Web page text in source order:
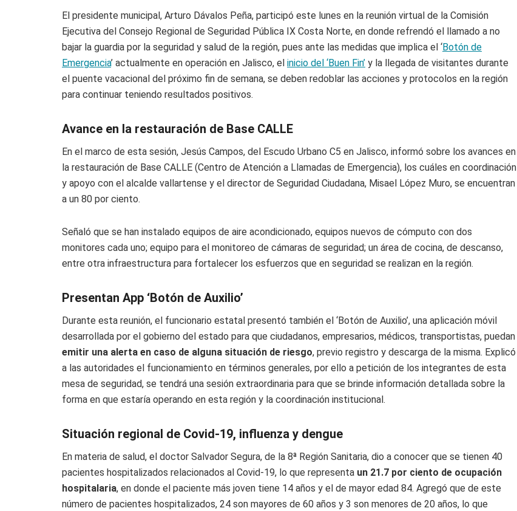
El presidente municipal, Arturo Dávalos Peña, participó este lunes en la reunión virtual de la Comisión
Ejecutiva del Consejo Regional de Seguridad Pública IX Costa Norte, en donde refrendó el llamado a no
bajar la guardia por la seguridad y salud de la región, pues ante las medidas que implica el ‘Botón de
Emergencia’ actualmente en operación en Jalisco, el inicio del ‘Buen Fin’ y la llegada de visitantes durante
el puente vacacional del próximo fin de semana, se deben redoblar las acciones y protocolos en la región
para continuar teniendo resultados positivos.
Avance en la restauración de Base CALLE
En el marco de esta sesión, Jesús Campos, del Escudo Urbano C5 en Jalisco, informó sobre los avances en
la restauración de Base CALLE (Centro de Atención a Llamadas de Emergencia), los cuáles en coordinación
y apoyo con el alcalde vallartense y el director de Seguridad Ciudadana, Misael López Muro, se encuentran
a un 80 por ciento.
Señaló que se han instalado equipos de aire acondicionado, equipos nuevos de cómputo con dos
monitores cada uno; equipo para el monitoreo de cámaras de seguridad; un área de cocina, de descanso,
entre otra infraestructura para fortalecer los esfuerzos que en seguridad se realizan en la región.
Presentan App ‘Botón de Auxilio’
Durante esta reunión, el funcionario estatal presentó también el ‘Botón de Auxilio’, una aplicación móvil
desarrollada por el gobierno del estado para que ciudadanos, empresarios, médicos, transportistas, puedan
emitir una alerta en caso de alguna situación de riesgo, previo registro y descarga de la misma. Explicó
a las autoridades el funcionamiento en términos generales, por ello a petición de los integrantes de esta
mesa de seguridad, se tendrá una sesión extraordinaria para que se brinde información detallada sobre la
forma en que estaría operando en esta región y la coordinación institucional.
Situación regional de Covid-19, influenza y dengue
En materia de salud, el doctor Salvador Segura, de la 8ª Región Sanitaria, dio a conocer que se tienen 40
pacientes hospitalizados relacionados al Covid-19, lo que representa un 21.7 por ciento de ocupación
hospitalaria, en donde el paciente más joven tiene 14 años y el de mayor edad 84. Agregó que de este
número de pacientes hospitalizados, 24 son mayores de 60 años y 3 son menores de 20 años, lo que